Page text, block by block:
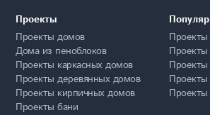
Проекты
Проекты домов
Дома из пеноблоков
Проекты каркасных домов
Проекты деревянных домов
Проекты кирпичных домов
Проекты бани
Проекты